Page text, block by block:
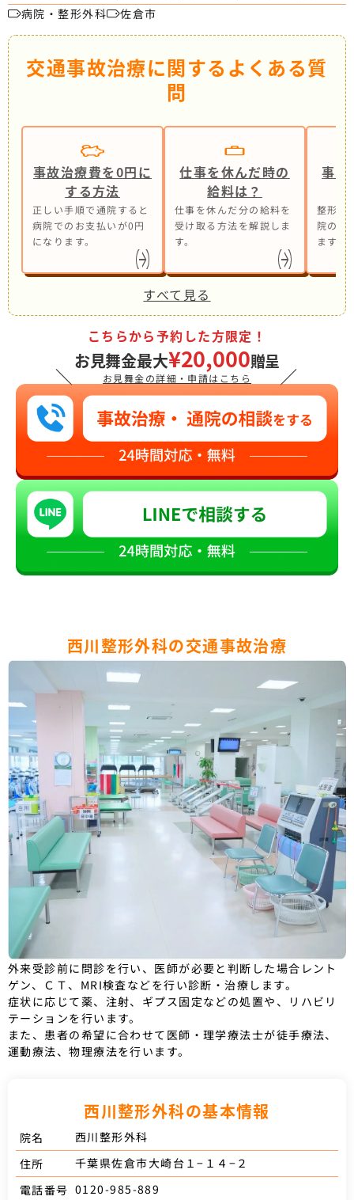
病院・整形外科
佐倉市
交通事故治療に関するよくある質
問
事故治療費を0円に
する方法
正しい手順で通院すると
病院でのお支払いが0円
になります。
仕事を休んだ時の
給料は？
仕事を休んだ分の給料を
受け取る方法を解説しま
す。
事故
整形外
院の併
ます。
すべて見る
＼
こちらから予約した方限定！
お見舞金最大¥20,000贈呈
お見舞金の詳細・申請はこちら ／
西川整形外科の交通事故治療
外来受診前に問診を行い、医師が必要と判断した場合レント
ゲン、ＣＴ、MRI検査などを行い診断・治療します。
症状に応じて薬、注射、ギプス固定などの処置や、リハビリ
テーションを行います。
また、患者の希望に合わせて医師・理学療法士が徒手療法、
運動療法、物理療法を行います。
西川整形外科の基本情報
院名
西川整形外科
住所
千葉県佐倉市大崎台１−１４−２
電話番号 0120-985-889